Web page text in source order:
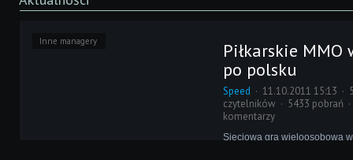
Inne managery
Piłkarskie MMO
po polsku
Speed 11.10.2011 15:13
czytelników
5433 pobrań
komentarzy
Sieciowa gra wieloosobowa